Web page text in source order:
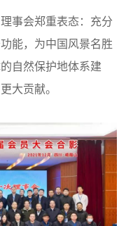
事会郑重表态：充分
能，为中国风景名胜
自然保护地体系建
大贡献。